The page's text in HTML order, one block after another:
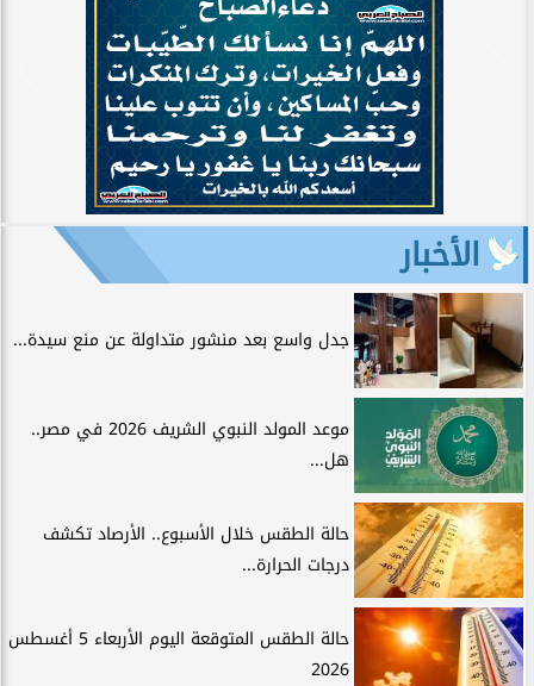
الأخبار
جدل واسع بعد منشور متداولة عن منع سيدة...
موعد المولد النبوي الشريف 2026 في مصر..
هل...
حالة الطقس خلال الأسبوع.. الأرصاد تكشف
درجات الحرارة...
حالة الطقس المتوقعة اليوم الأربعاء 5 أغسطس
2026